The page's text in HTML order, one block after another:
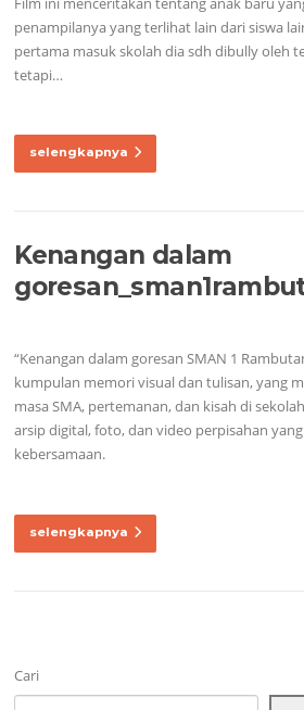
penampilanya yang terlihat lain dari siswa
pertama masuk skolah dia sdh dibully oleh
tetapi…
selengkapnya
Kenangan dalam
“Kenangan dalam goresan SMAN 1
kumpulan memori visual dan tulisan, yang
masa SMA, pertemanan, dan kisah di
arsip digital, foto, dan video perpisahan
kebersamaan.
selengkapnya
Cari